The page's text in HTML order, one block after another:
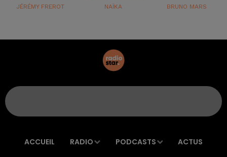
JÉRÉMY FREROT NAÏKA BRUNO MARS
ACCUEIL RADIO PODCASTS ACTUS